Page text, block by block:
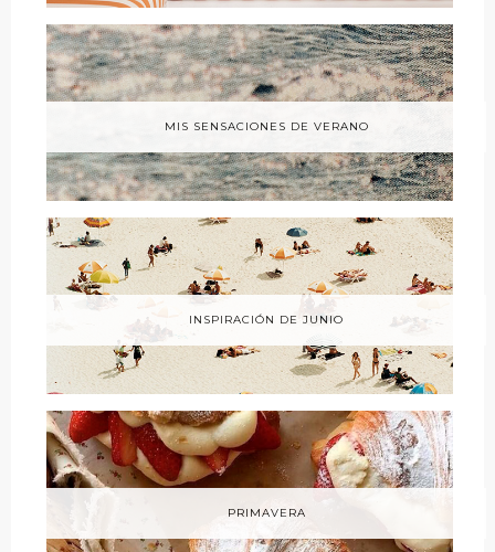
MIS SENSACIONES DE VERANO
INSPIRACIÓN DE JUNIO
PRIMAVERA